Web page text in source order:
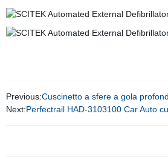
Previous:Cuscinetto a sfere a gola
Next:Perfectrail HAD-3103100 Car Auto